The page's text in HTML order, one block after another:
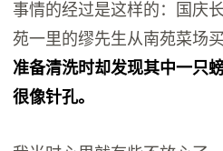
事情的经过是这样的：国庆
苑一里的缪先生从南苑菜场
准备清洗时却发现其中一只
很像针孔。